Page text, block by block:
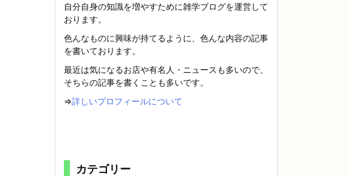
自分自身の知識を増やすために雑学ブログを運営して
おります。
色んなものに興味が持てるように、色んな内容の記事
を書いております。
最近は気になるお店や有名人・ニュースも多いので、
そちらの記事を書くことも多いです。
⇒詳しいプロフィールについて
カテゴリー